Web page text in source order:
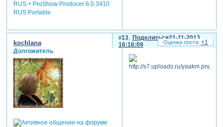
RUS + ProShow Producer 6.0.3410
RUS Portable
Поделиться
13
21-11-2013
16:16:09
kochlana
Долгожитель
+1